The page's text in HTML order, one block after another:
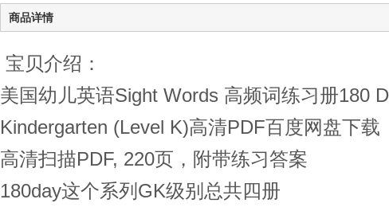
商品详情
宝贝介绍：
美国幼儿英语Sight Words 高频词练习册180
Kindergarten (Level K)高清PDF百度网盘下载
高清扫描PDF, 220页，附带练习答案
180day这个系列GK级别总共四册